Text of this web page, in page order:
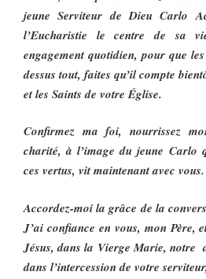
jeune Serviteur de Dieu Carlo
l’Eucharistie le centre de sa
engagement quotidien, pour que
dessus tout, faites qu’il compte
et les Saints de votre Église.
Confirmez ma foi, nourrissez
charité, à l’image du jeune Carlo
ces vertus, vit maintenant avec vous.
Accordez-moi la grâce de la
J’ai confiance en vous, mon Père,
Jésus, dans la Vierge Marie, notre
dans l’intercession de votre